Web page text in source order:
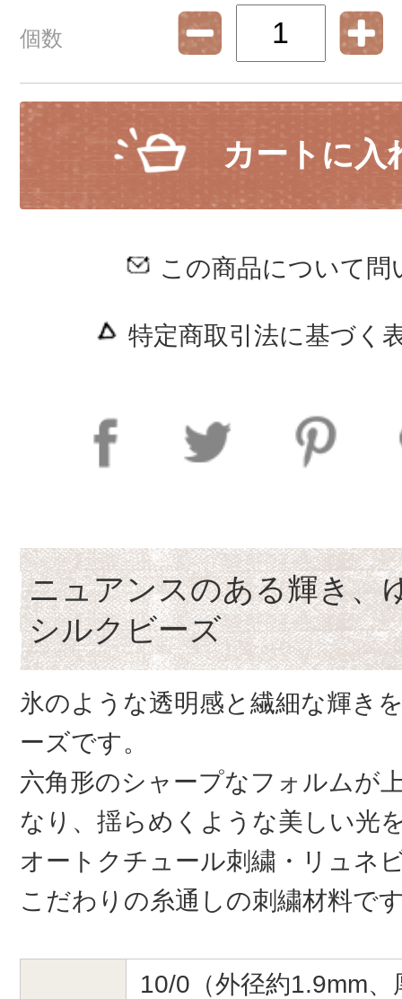
個数
カートに入
この商品について問
特定商取引法に基づく
ニュアンスのある輝き、
シルクビーズ
氷のような透明感と繊細な輝き
ーズです。
六角形のシャープなフォルムが
なり、揺らめくような美しい光
オートクチュール刺繍・リュネ
こだわりの糸通しの刺繍材料で
10/0（外径約1.9mm、